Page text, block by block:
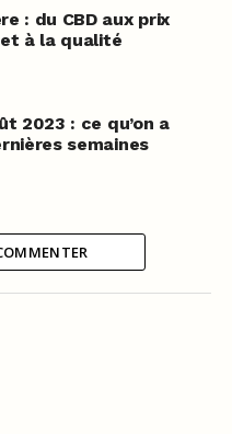
: du CBD aux prix
à la qualité
2023 : ce qu’on a
semaines